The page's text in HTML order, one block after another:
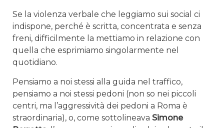
Se la violenza verbale che leggiamo sui social ci
indispone, perché è scritta, concentrata e senza
freni, difficilmente la mettiamo in relazione con
quella che esprimiamo singolarmente nel
quotidiano.
Pensiamo a noi stessi alla guida nel traffico,
pensiamo a noi stessi pedoni (non so nei piccoli
centri, ma l’aggressività dei pedoni a Roma è
straordinaria), o, come sottolineava Simone